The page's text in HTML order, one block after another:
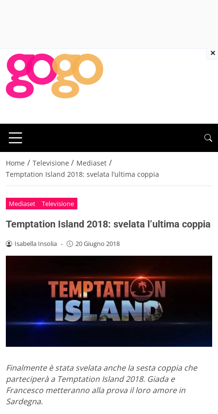
Home / Televisione / Mediaset /
Temptation Island 2018: svelata l’ultima coppia
Mediaset Televisione
Temptation Island 2018: svelata l’ultima coppia
Isabella Insolia - 20 Giugno 2018
Finalmente è stata svelata anche la sesta coppia che
parteciperà a Temptation Island 2018. Giada e
Francesco metteranno alla prova il loro amore in
Sardegna.
×